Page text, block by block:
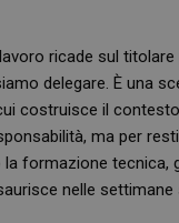
ricade sul
delegare. È una
costruisce il
ma per
formazione tecnica,
nelle settimane
FORNITORE/
DOMINIO
Google LLC
ROLLOUT_TOKEN
YNID